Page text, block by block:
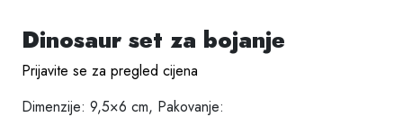
Dinosaur set za bojanje
Prijavite se za pregled cijena
Dimenzije: 9,5×6 cm, Pakovanje: